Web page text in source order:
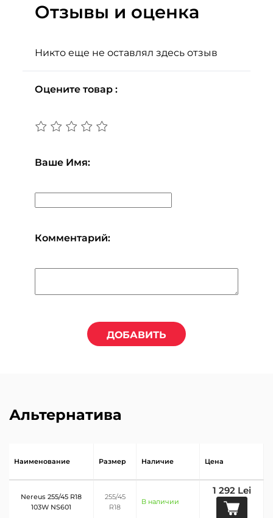
Отзывы и оценка
Никто еще не оставлял здесь отзыв
Оцените товар :
Ваше Имя:
Комментарий:
ДОБАВИТЬ
Альтернатива
Наименование Размер Наличие Цена
Nereus 255/45 R18
103W NS601
255/45
R18
В наличии
1 292 Lei